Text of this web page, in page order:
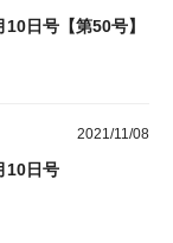
日号【第50号】
2021/11/08
10日号